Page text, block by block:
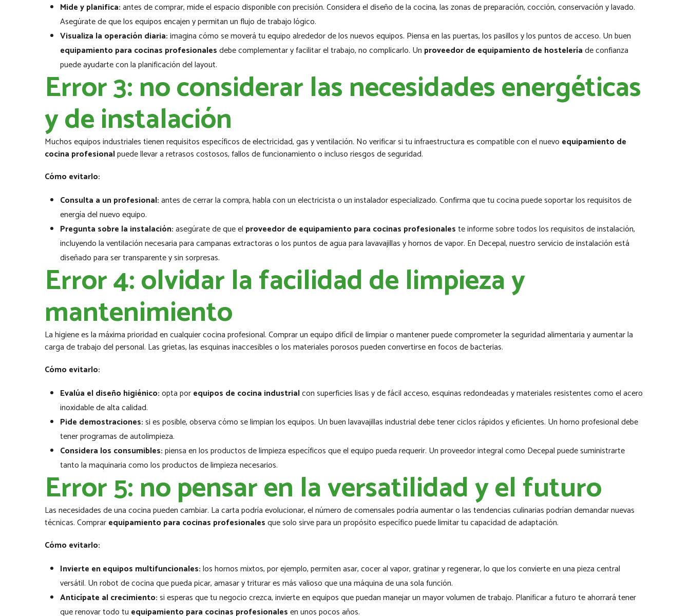
Mide y planifica:antes de comprar, mide el espacio disponible con precisión. Considera el diseño de la cocina, las zonas de preparación, cocción, conservación y lavado.
Asegúrate de que los equipos encajen y permitan un flujo de trabajo lógico.
Visualiza la operación diaria:imagina cómo se moverá tu equipo alrededor de los nuevos equipos. Piensa en las puertas, los pasillos y los puntos de acceso. Un buen
equipamiento para cocinas profesionalesdebe complementar y facilitar el trabajo, no complicarlo. Un proveedor de equipamiento de hosteleríade confianza
puede ayudarte con la planificación del layout.
Error 3: no considerar las necesidades energéticas
y de instalación
Muchos equipos industriales tienen requisitos específicos de electricidad, gas y ventilación. No verificar si tu infraestructura es compatible con el nuevo equipamiento de
cocina profesionalpuede llevar a retrasos costosos, fallos de funcionamiento o incluso riesgos de seguridad.
Cómo evitarlo:
Consulta a un profesional:antes de cerrar la compra, habla con un electricista o un instalador especializado. Confirma que tu cocina puede soportar los requisitos de
energía del nuevo equipo.
Pregunta sobre la instalación:asegúrate de que el proveedor de equipamiento para cocinas profesionaleste informe sobre todos los requisitos de instalación,
incluyendo la ventilación necesaria para campanas extractoras o los puntos de agua para lavavajillas y hornos de vapor. En Decepal, nuestro servicio de instalación está
diseñado para ser transparente y sin sorpresas.
Error 4: olvidar la facilidad de limpieza y
mantenimiento
La higiene es la máxima prioridad en cualquier cocina profesional. Comprar un equipo difícil de limpiar o mantener puede comprometer la seguridad alimentaria y aumentar la
carga de trabajo del personal. Las grietas, las esquinas inaccesibles o los materiales porosos pueden convertirse en focos de bacterias.
Cómo evitarlo:
Evalúa el diseño higiénico:opta porequipos de cocina industrialcon superficies lisas y de fácil acceso, esquinas redondeadas y materiales resistentes como el acero
inoxidable de alta calidad.
Pide demostraciones:si es posible, observa cómo se limpian los equipos. Un buen lavavajillas industrial debe tener ciclos rápidos y eficientes. Un horno profesional debe
tener programas de autolimpieza.
Considera los consumibles:piensa en los productos de limpieza específicos que el equipo pueda requerir. Un proveedor integral como Decepal puede suministrarte
tanto la maquinaria como los productos de limpieza necesarios.
Error 5: no pensar en la versatilidad y el futuro
Las necesidades de una cocina pueden cambiar. La carta podría evolucionar, el número de comensales podría aumentar o las tendencias culinarias podrían demandar nuevas
técnicas. Comprarequipamiento para cocinas profesionalesque solo sirve para un propósito específico puede limitar tu capacidad de adaptación.
Cómo evitarlo:
Invierte en equipos multifuncionales:los hornos mixtos, por ejemplo, permiten asar, cocer al vapor, gratinar y regenerar, lo que los convierte en una pieza central
versátil. Un robot de cocina que pueda picar, amasar y triturar es más valioso que una máquina de una sola función.
Anticípate al crecimiento:si esperas que tu negocio crezca, invierte en equipos que puedan manejar un mayor volumen de trabajo. Planificar a futuro te ahorrará tener
que renovar todo tu equipamiento para cocinas profesionalesen unos pocos años.